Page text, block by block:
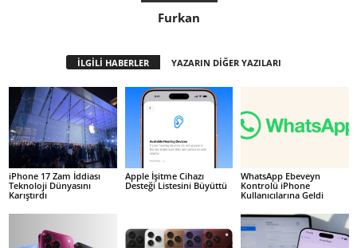
Furkan
İLGİLİ HABERLER YAZARIN DİĞER YAZILARI
iPhone 17 Zam İddiası
Teknoloji Dünyasını
Karıştırdı
Apple İşitme Cihazı
Desteği Listesini Büyüttü
WhatsApp Ebeveyn
Kontrolü iPhone
Kullanıcılarına Geldi